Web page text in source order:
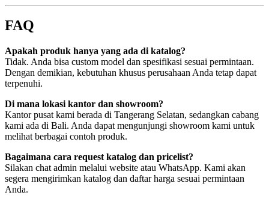
FAQ
Apakah produk hanya yang ada di katalog?
Tidak. Anda bisa custom model dan spesifikasi sesuai permintaan.
Dengan demikian, kebutuhan khusus perusahaan Anda tetap dapat
terpenuhi.
Di mana lokasi kantor dan showroom?
Kantor pusat kami berada di Tangerang Selatan, sedangkan cabang
kami ada di Bali. Anda dapat mengunjungi showroom kami untuk
melihat berbagai contoh produk.
Bagaimana cara request katalog dan pricelist?
Silakan chat admin melalui website atau WhatsApp. Kami akan
segera mengirimkan katalog dan daftar harga sesuai permintaan
Anda.